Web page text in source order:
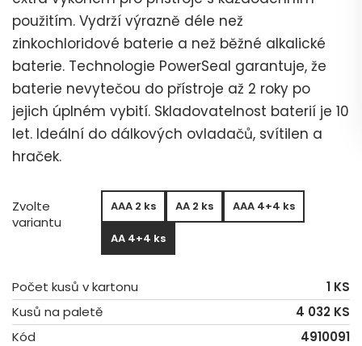
použitím. Vydrží výrazně déle než
zinkochloridové baterie a než běžné alkalické
baterie. Technologie PowerSeal garantuje, že
baterie nevytečou do přístroje až 2 roky po
jejich úplném vybití. Skladovatelnost baterií je 10
let. Ideální do dálkových ovladačů, svítilen a
hraček.
Zvolte
variantu
AAA 2 ks AA 2 ks AAA 4+4 ks
AA 4+4 ks
Počet kusů v kartonu
1 KS
Kusů na paletě
4 032 KS
Kód
4910091